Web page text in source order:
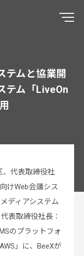
テムと協業開
テム「LiveOn
、代表取締役社
けWeb会議シス
ディアシステム
表取締役社長：
のプラットフォ
」に、BeeXが